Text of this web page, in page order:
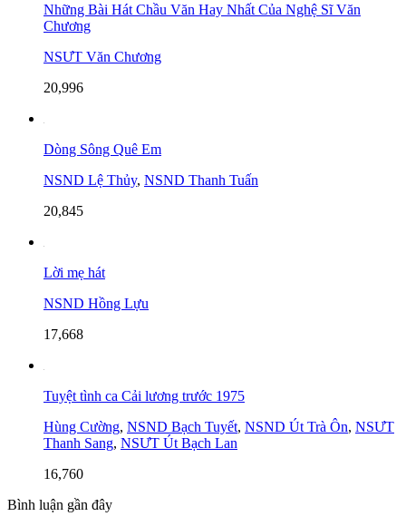
Những Bài Hát Chầu Văn Hay Nhất Của Nghệ Sĩ Văn
Chương
NSƯT Văn Chương
20,996
Dòng Sông Quê Em
NSND Lệ Thủy, NSND Thanh Tuấn
20,845
Lời mẹ hát
NSND Hồng Lựu
17,668
Tuyệt tình ca Cải lương trước 1975
Hùng Cường, NSND Bạch Tuyết, NSND Út Trà Ôn, NSƯT
Thanh Sang, NSƯT Út Bạch Lan
16,760
Bình luận gần đây